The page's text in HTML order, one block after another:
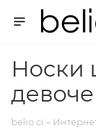
Носки
belio ci –